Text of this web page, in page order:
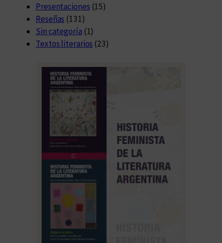
Presentaciones (15)
Reseñas (131)
Sin categoría (1)
Textos literarios (23)